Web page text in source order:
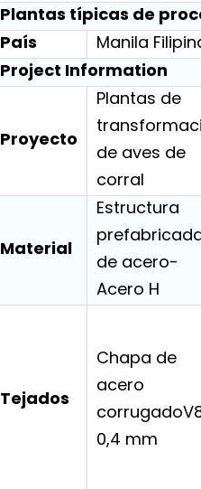
Plantas típicas de
País
Manila
Project Information
Proyecto
Plantas de
de aves de
corral
Material
Estructura
de acero-
Acero H
Tejados
Chapa de
acero
0,4 mm